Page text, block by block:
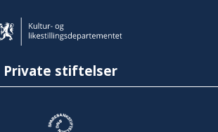
Private stiftelser